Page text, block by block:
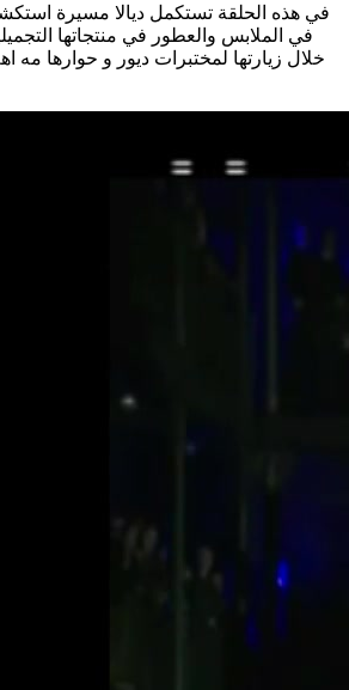
في هذه الحلقة تستكمل ديالا مسيرة
في الملابس والعطور في منتجاتها
خلال زيارتها لمختبرات ديور و حوارها مه